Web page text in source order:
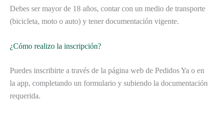
Debes ser mayor de 18 años, contar con un medio de transporte
(bicicleta, moto o auto) y tener documentación vigente.
¿Cómo realizo la inscripción?
Puedes inscribirte a través de la página web de Pedidos Ya o en
la app, completando un formulario y subiendo la documentación
requerida.